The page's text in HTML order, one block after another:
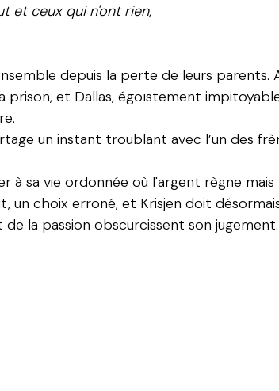
et ceux qui n'ont rien,
depuis la perte de leurs parents.
prison, et Dallas, égoïstement
un instant troublant avec l’un des
à sa vie ordonnée où l'argent règne
un choix erroné, et Krisjen doit
la passion obscurcissent son jugement.